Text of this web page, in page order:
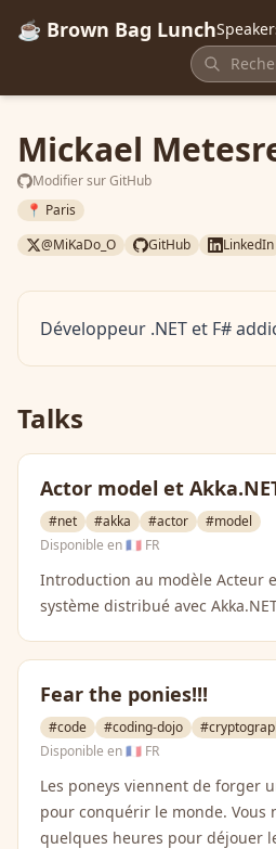
☕ Brown Bag Lunch
Mickael
Modifier sur GitHub
📍 Paris
@MiKaDo_O
GitHub LinkedIn
Développeur .NET et F#
Talks
Actor model et
#net #akka #actor
#model
Disponible en🇫🇷 FR
Introduction au modèle Acteur
système distribué avec
Fear the ponies!!!
#code #coding-dojo
Disponible en🇫🇷 FR
Les poneys viennent de forger
pour conquérir le monde. Vous
quelques heures pour déjouer